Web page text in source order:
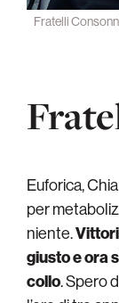
Fratelli
Euforica,
per
niente.
giusto e ora
collo. Spero